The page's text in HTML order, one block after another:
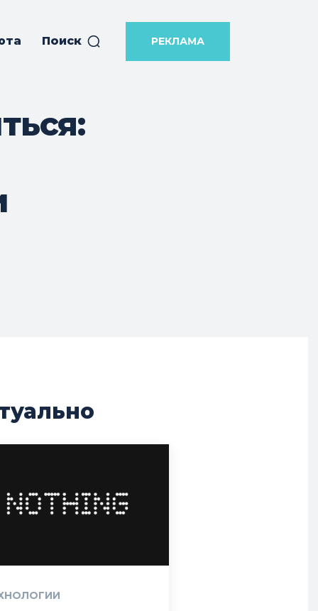
Поиск РЕКЛАМА